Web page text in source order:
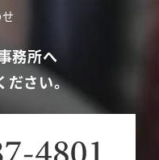
務所へ
ださい。